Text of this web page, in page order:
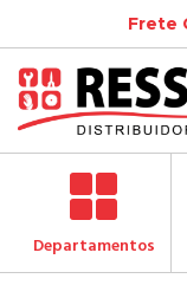
Frete
Departamentos